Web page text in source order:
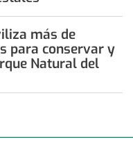
más de
para conservar y
Natural del